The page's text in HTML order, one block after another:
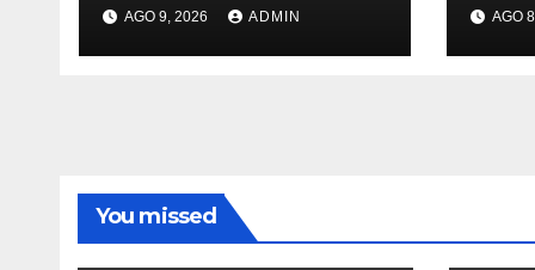
AGO 9, 2026 ADMIN AGO
You missed